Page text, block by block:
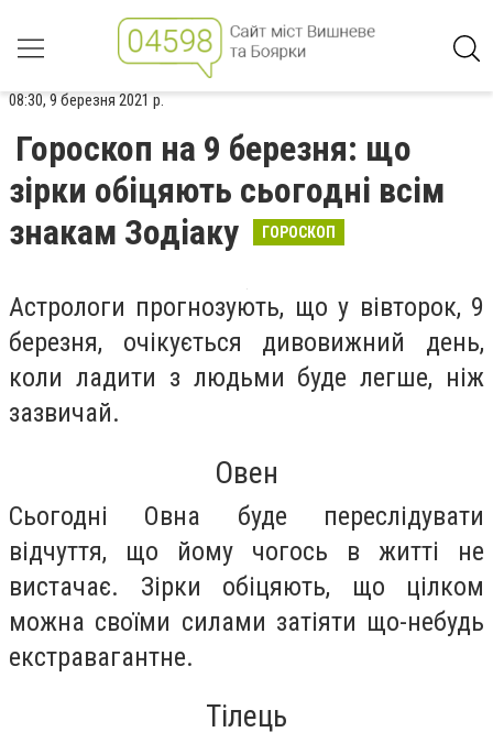
08:30, 9 березня 2021 р.
Гороскоп на 9 березня: що
зірки обіцяють сьогодні всім
знакам Зодіаку
ГОРОСКОП
Астрологи прогнозують, що у вівторок, 9
березня, очікується дивовижний день,
коли ладити з людьми буде легше, ніж
зазвичай.
Овен
Сьогодні Овна буде переслідувати
відчуття, що йому чогось в житті не
вистачає. Зірки обіцяють, що цілком
можна своїми силами затіяти що-небудь
екстравагантне.
Тілець